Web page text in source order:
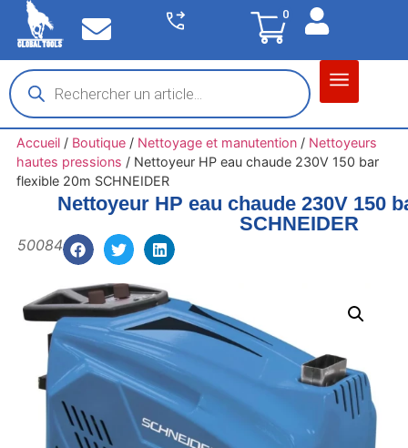
0
Accueil/ Boutique/ Nettoyage et manutention/ Nettoyeurs
hautes pressions / Nettoyeur HP eau chaude 230V 150 bar
flexible 20m SCHNEIDER
Nettoyeur HP eau chaude 230V 150
SCHNEIDER
50084